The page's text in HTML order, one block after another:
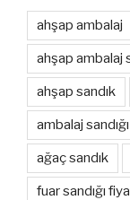
ahşap ambalaj
ahşap ambalaj
ahşap sandık
ambalaj sandığı
ağaç sandık
fuar sandığı